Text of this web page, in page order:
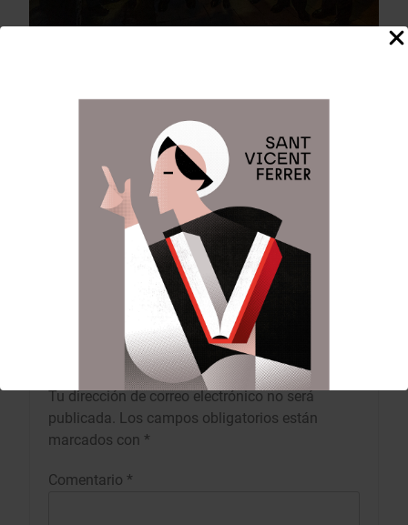
Navegación
Cinco de abril de dos
mil diecinueve
Catedral las
Imágenes que
participarán en la
Procesión del
Centenario.
DEJA UNA RESPUESTA
Tu dirección de correo electrónico no será
publicada. Los campos obligatorios están
marcados con *
Comentario *